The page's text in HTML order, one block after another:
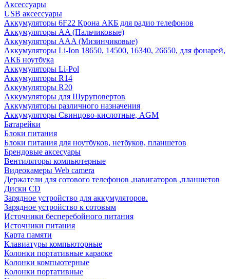
Аксессуары
USB аксессуары
Аккумуляторы 6F22 Крона АКБ для радио телефонов
Аккумуляторы AA (Пальчиковые)
Аккумуляторы AAA (Мизинчиковые)
Аккумуляторы Li-Ion 18650, 14500, 16340, 26650, для фонарей,
АКБ ноутбука
Аккумуляторы Li-Pol
Аккумуляторы R14
Аккумуляторы R20
Аккумуляторы для Шуруповертов
Аккумуляторы различного назначения
Аккумуляторы Свинцово-кислотные, AGM
Батарейки
Блоки питания
Блоки питания для ноутбуков, нетбуков, планшетов
Брендовые аксесуары
Вентиляторы компьютерные
Видеокамеры Web camera
Держатели для сотового телефонов ,навигаторов ,планшетов
Диски CD
Зарядное устройство для аккумуляторов.
Зарядное устройство к сотовым
Источники бесперебойного питания
Источники питания
Карта памяти
Клавиатуры компьюторные
Колонки портативные караоке
Колонки компьютерные
Колонки портативные